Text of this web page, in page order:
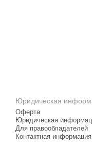
Юридическая
Оферта
Юридическая
Для правообладателей
Контактная информация